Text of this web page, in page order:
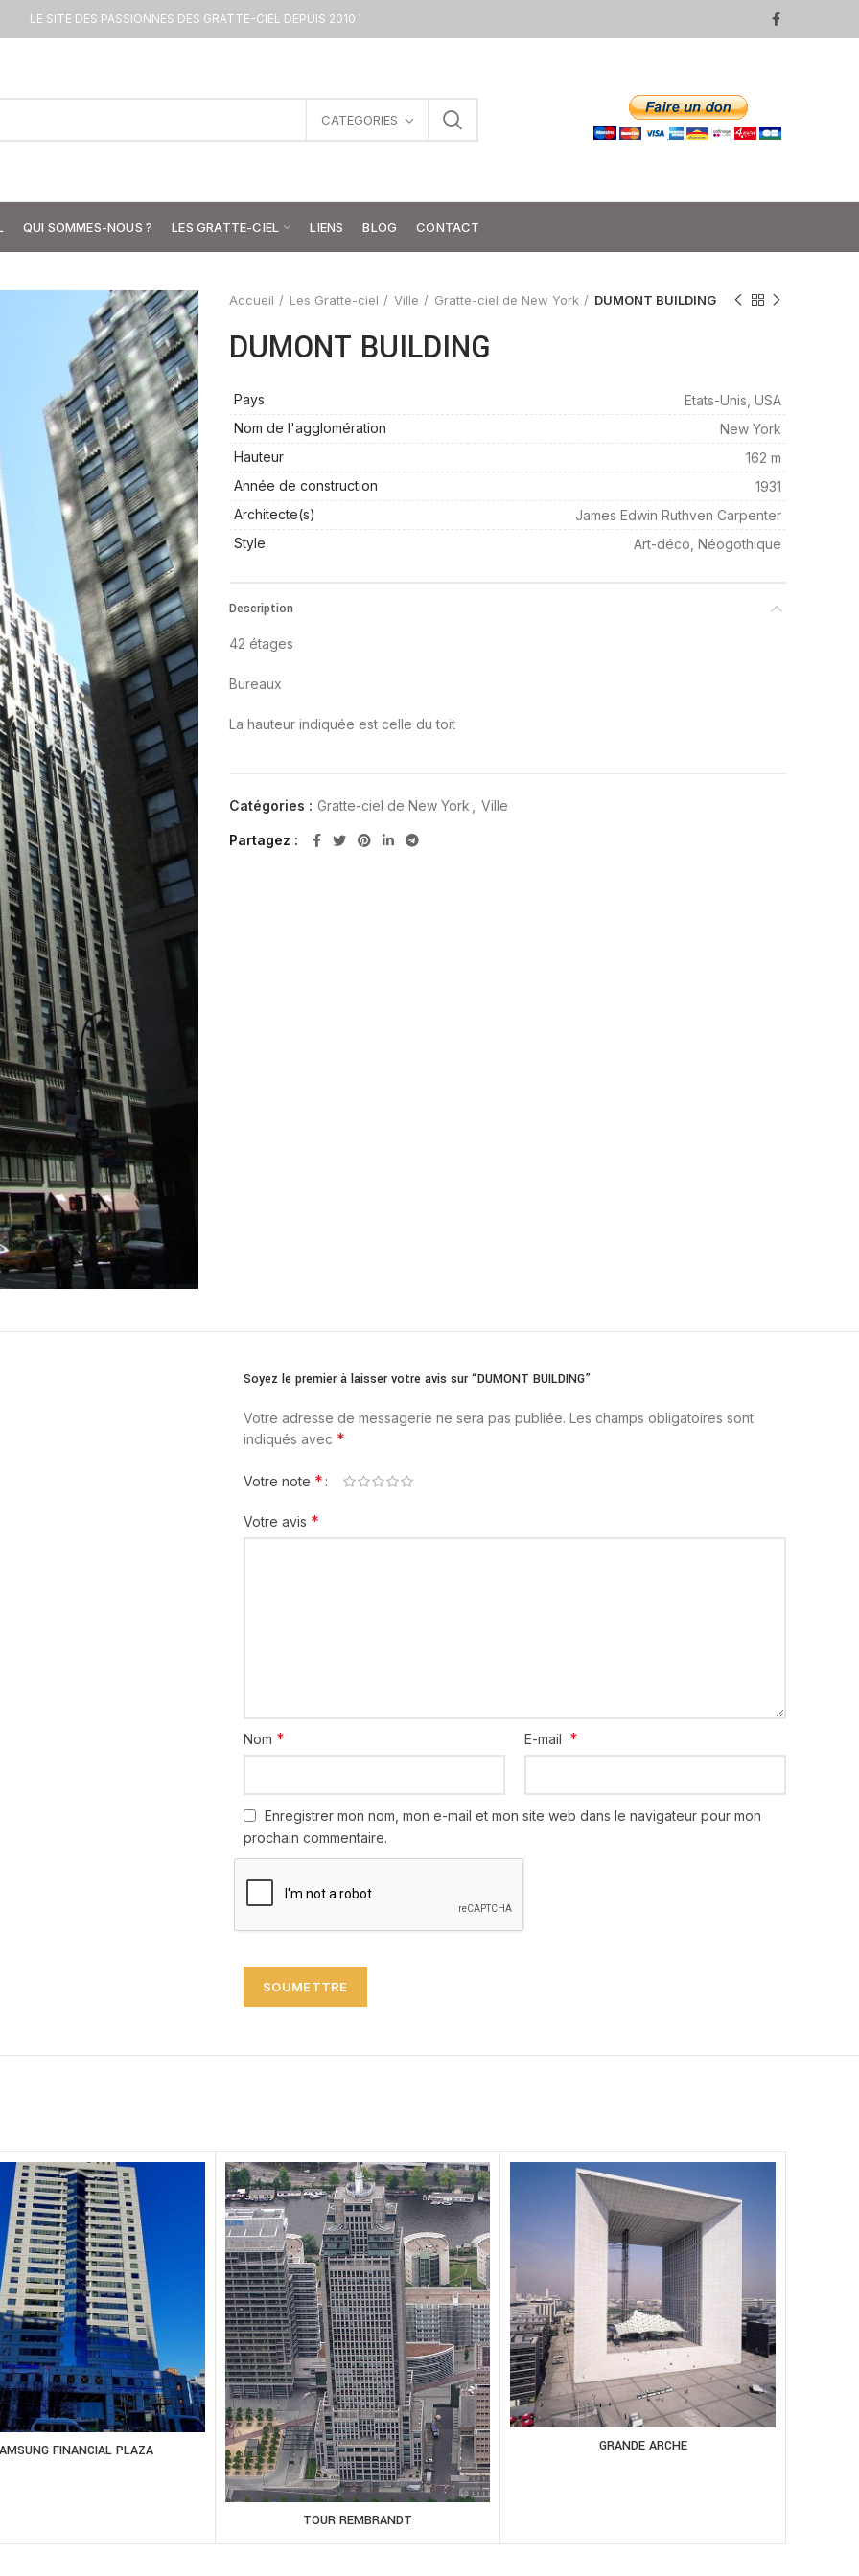
LE SITE DES PASSIONNES DES GRATTE-CIEL DEPUIS 2010 !
CATEGORIES
QUI SOMMES-NOUS ? LES GRATTE-CIEL LIENS BLOG CONTACT
Accueil Les Gratte-ciel Ville Gratte-ciel de New York DUMONT BUILDING
DUMONT BUILDING
Pays
Etats-Unis, USA
Nom de l'agglomération
New York
Hauteur
162 m
Année de construction
1931
Architecte(s)
James Edwin Ruthven Carpenter
Style
Art-déco, Néogothique
Description
42 étages
Bureaux
La hauteur indiquée est celle du toit
Catégories : Gratte-ciel de New York Ville
Partagez
Soyez le premier à laisser votre avis sur “DUMONT BUILDING”
Votre adresse de messagerie ne sera pas publiée. Les champs obligatoires sont
indiqués avec *
Votre note *
Votre avis *
Nom * E-mail *
Enregistrer mon nom, mon e-mail et mon site web dans le navigateur pour mon
prochain commentaire.
FINANCIAL PLAZA
TOUR REMBRANDT
GRANDE ARCHE